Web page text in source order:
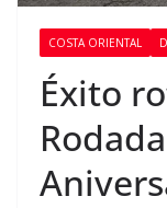
COSTA ORIENTAL
Éxito